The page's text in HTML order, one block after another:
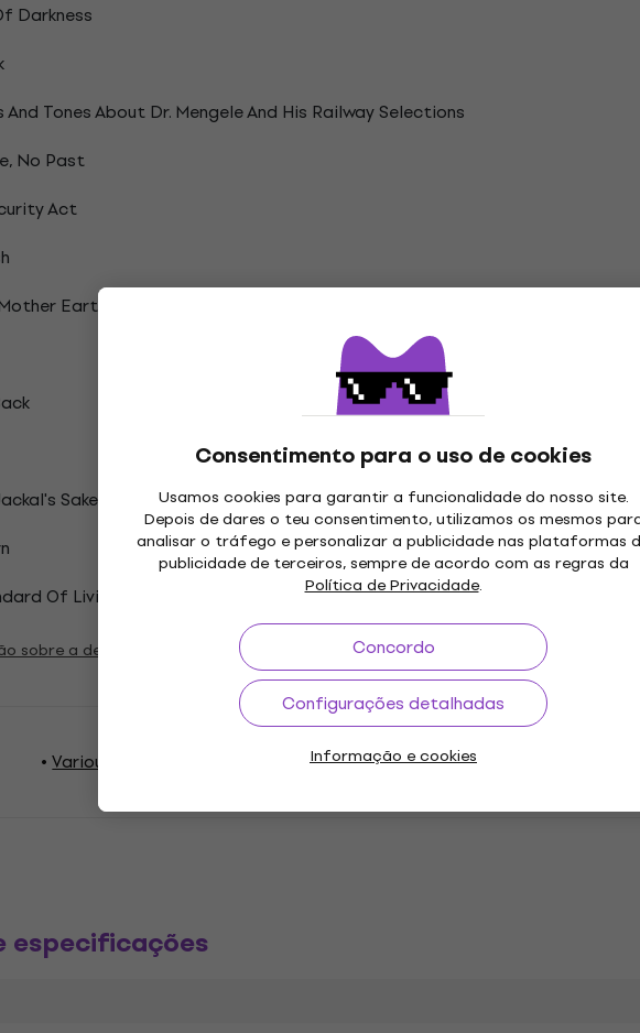
Consentimento para o uso de cookies
Usamos cookies para garantir a funcionalidade do nosso site.
Depois de dares o teu consentimento, utilizamos os mesmos
analisar o tráfego e personalizar a publicidade nas plataformas
publicidade de terceiros, sempre de acordo com as regras da
Política de Privacidade.
Concordo
Configurações detalhadas
Informação e cookies
Darkness
And Tones About Dr. Mengele And His Railway Selections
No Past
Act
Earth
Sake
Of Living
sobre a descrição
Various Artists Discos de vinil LP
especificações